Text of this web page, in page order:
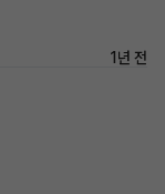
1년 전